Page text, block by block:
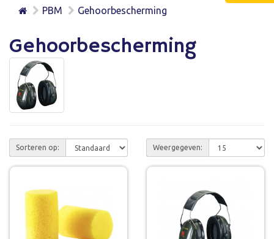
PBM Gehoorbescherming
Gehoorbescherming
Sorteren op: Weergegeven: